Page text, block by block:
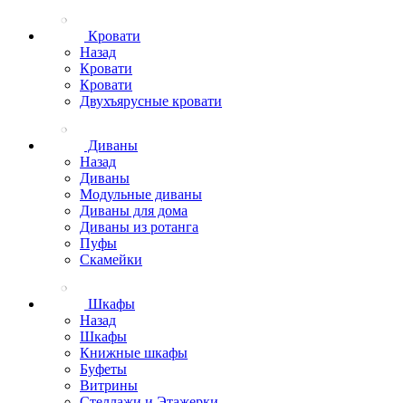
Кровати
Назад
Кровати
Кровати
Двухъярусные кровати
Диваны
Назад
Диваны
Модульные диваны
Диваны для дома
Диваны из ротанга
Пуфы
Скамейки
Шкафы
Назад
Шкафы
Книжные шкафы
Буфеты
Витрины